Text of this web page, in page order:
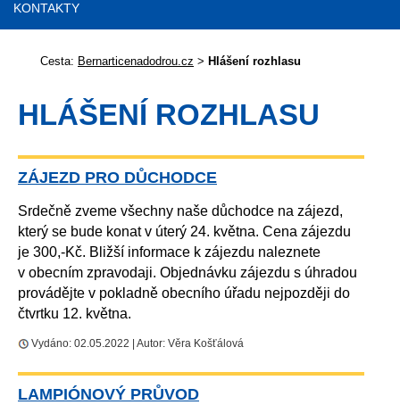
KONTAKTY
Cesta: Bernarticenadodrou.cz > Hlášení rozhlasu
HLÁŠENÍ ROZHLASU
ZÁJEZD PRO DŮCHODCE
Srdečně zveme všechny naše důchodce na zájezd,
který se bude konat v úterý 24. května. Cena zájezdu
je 300,-Kč. Bližší informace k zájezdu naleznete
v obecním zpravodaji. Objednávku zájezdu s úhradou
provádějte v pokladně obecního úřadu nejpozději do
čtvrtku 12. května.
Vydáno: 02.05.2022 | Autor: Věra Košťálová
LAMPIÓNOVÝ PRŮVOD